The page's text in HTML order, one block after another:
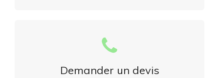
Demander un devis